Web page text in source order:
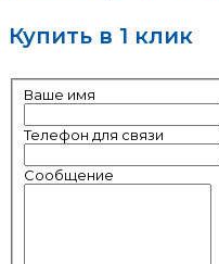
Купить в 1 клик
Ваше имя
Телефон для связи
Сообщение